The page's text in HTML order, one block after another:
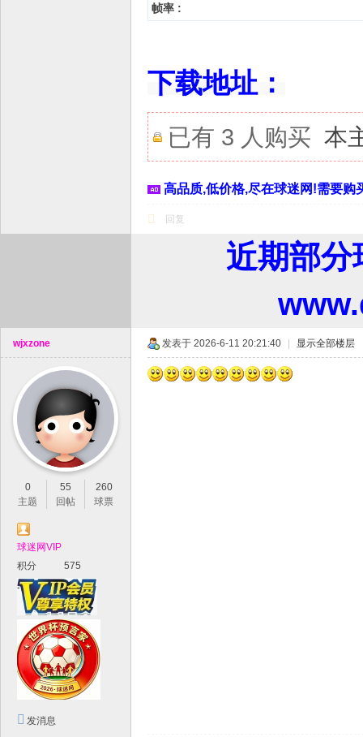
帧率 :
下载地址：
已有 3 人购买 本
高品质,低价格,尽在球迷网!需要购
回复
近期部分
wjxzone
0
主题
55
回帖
260
球票
球迷网VIP
积分
575
发消息
发表于 2026-6-11 20:21:40 显示全部楼层